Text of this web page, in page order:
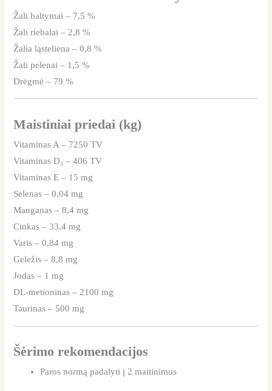
Žali baltymai – 7,5 %
Žali riebalai – 2,8 %
Žalia ląsteliena – 0,8 %
Žali pelenai – 1,5 %
Drėgmė – 79 %
Maistiniai priedai (kg)
Vitaminas A – 7250 TV
Vitaminas D₃ – 406 TV
Vitaminas E – 15 mg
Selenas – 0,04 mg
Manganas – 8,4 mg
Cinkas – 33,4 mg
Varis – 0,84 mg
Geležis – 8,8 mg
Jodas – 1 mg
DL-metioninas – 2100 mg
Taurinas – 500 mg
Šėrimo rekomendacijos
Paros normą padalyti į 2 maitinimus